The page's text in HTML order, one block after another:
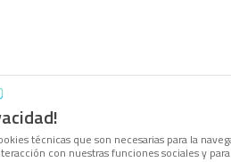
técnicas que son necesarias para la
con nuestras funciones sociales y